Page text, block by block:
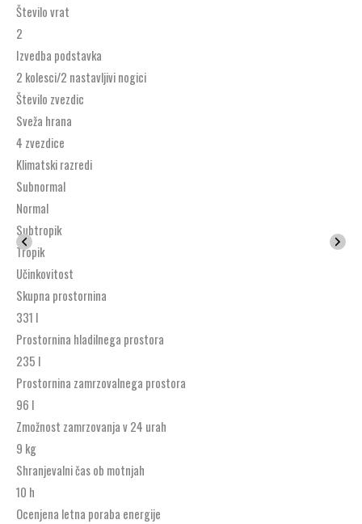
Število vrat
2
Izvedba podstavka
2 kolesci/2 nastavljivi nogici
Število zvezdic
Sveža hrana
4 zvezdice
Klimatski razredi
Subnormal
Normal
Subtropik
Tropik
Učinkovitost
Skupna prostornina
331 l
Prostornina hladilnega prostora
235 l
Prostornina zamrzovalnega prostora
96 l
Zmožnost zamrzovanja v 24 urah
9 kg
Shranjevalni čas ob motnjah
10 h
Ocenjena letna poraba energije